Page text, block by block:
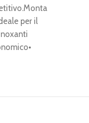
per il